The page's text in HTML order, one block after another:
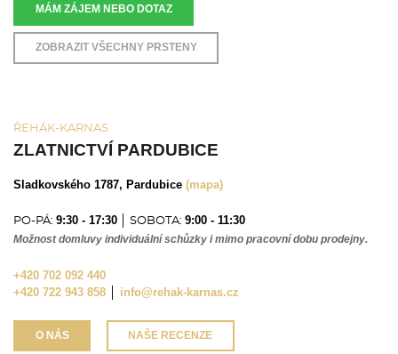
MÁM ZÁJEM NEBO DOTAZ
ZOBRAZIT VŠECHNY PRSTENY
ŘEHÁK-KARNAS
ZLATNICTVÍ PARDUBICE
Sladkovského 1787, Pardubice (mapa)
PO-PÁ: 9:30 - 17:30 │ SOBOTA: 9:00 - 11:30
Možnost domluvy individuální schůzky i mimo pracovní dobu prodejny.
+420 702 092 440
+420 722 943 858
info@rehak-karnas.cz
O NÁS NAŠE RECENZE